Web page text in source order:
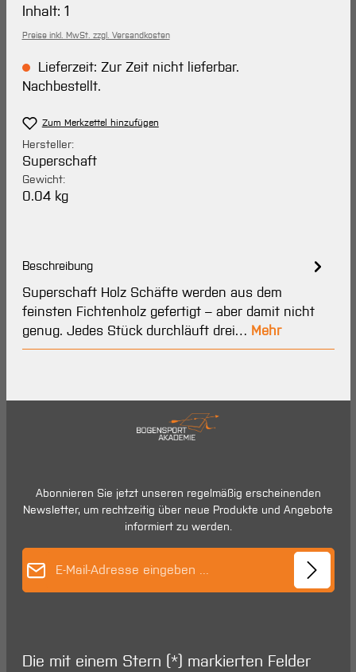
Inhalt: 1
Preise inkl. MwSt. zzgl. Versandkosten
Lieferzeit: Zur Zeit nicht lieferbar.
Nachbestellt.
Zum Merkzettel hinzufügen
Hersteller:
Superschaft
Gewicht:
0.04 kg
Beschreibung
Superschaft Holz Schäfte werden aus dem
feinsten Fichtenholz gefertigt – aber damit nicht
genug. Jedes Stück durchläuft drei… Mehr
Abonnieren Sie jetzt unseren regelmäßig erscheinenden
Newsletter, um rechtzeitig über neue Produkte und Angebote
informiert zu werden.
Die mit einem Stern (*) markierten Felder